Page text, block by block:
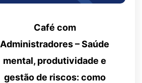
Café com
Administradores – Saúde
mental, produtividade e
gestão de riscos: como